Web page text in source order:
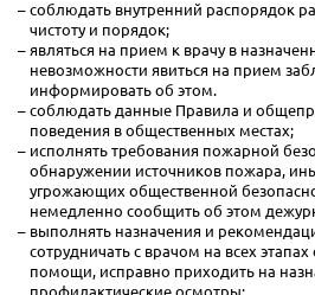
соблюдать внутренний распорядок
чистоту и порядок;
являться на прием к врачу в
невозможности явиться на прием
информировать об этом.
соблюдать данные Правила и
поведения в общественных местах;
исполнять требования пожарной
обнаружении источников пожара,
угрожающих общественной
немедленно сообщить об этом
выполнять назначения и
сотрудничать с врачом на всех
помощи, исправно приходить на
профилактические осмотры;